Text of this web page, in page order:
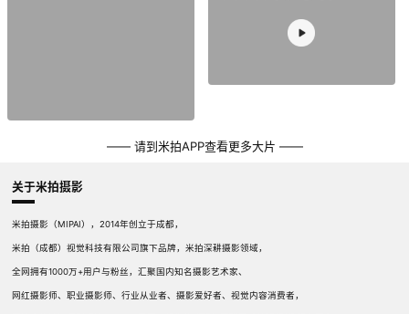
—— 请到米拍APP查看更多大片 ——
关于米拍摄影
米拍摄影（MIPAI），2014年创立于成都，
米拍（成都）视觉科技有限公司旗下品牌，米拍深耕摄影领域，
全网拥有1000万+用户与粉丝，汇聚国内知名摄影艺术家、
网红摄影师、职业摄影师、行业从业者、摄影爱好者、视觉内容消费者，